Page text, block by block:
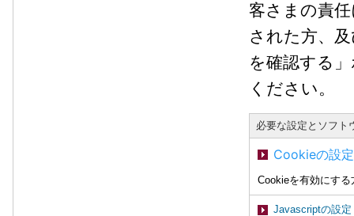
客さまの責
された方、
を確認する
ください。
必要な設定とソフト
Cookieの設定
Cookieを有効にす
Javascriptの設定